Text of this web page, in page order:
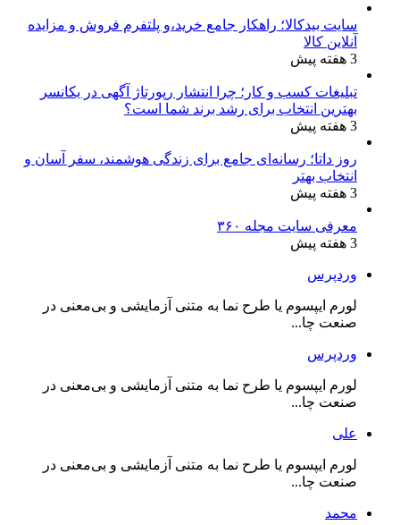
سایت بیدکالا؛ راهکار جامع خرید،و پلتفرم فروش و مزایده
آنلاین کالا
3 هفته پیش
تبلیغات کسب و کار؛ چرا انتشار رپورتاژ آگهی در یکانسر
بهترین انتخاب برای رشد برند شما است؟
3 هفته پیش
روز داتا؛ رسانه‌ای جامع برای زندگی هوشمند، سفر آسان و
انتخاب بهتر
3 هفته پیش
معرفی سایت مجله ۳۶۰
3 هفته پیش
وردپرس
لورم ایپسوم یا طرح‌ نما به متنی آزمایشی و بی‌معنی در
صنعت چا...
وردپرس
لورم ایپسوم یا طرح‌ نما به متنی آزمایشی و بی‌معنی در
صنعت چا...
علی
لورم ایپسوم یا طرح‌ نما به متنی آزمایشی و بی‌معنی در
صنعت چا...
محمد